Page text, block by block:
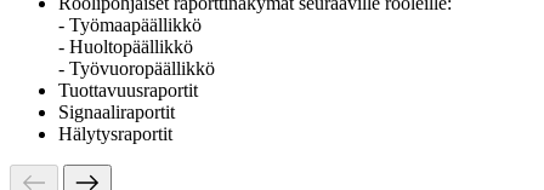
- Työmaapäällikkö
- Huoltopäällikkö
- Työvuoropäällikkö
Tuottavuusraportit
Signaaliraportit
Hälytysraportit